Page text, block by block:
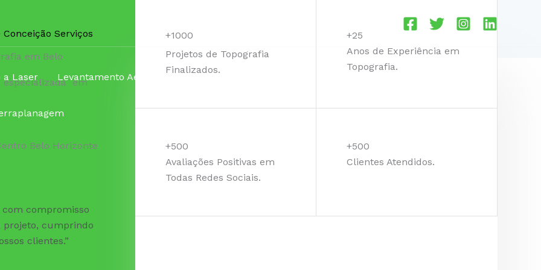
a Laser Levantamento Aerofogrametrico
Serviços
em Belo
especializada em
Belo Horizonte
compromisso
projeto, cumprindo
clientes.”
+1000
Projetos de Topografia
Finalizados.
+25
Anos de Experiência em
Topografia.
+500
Avaliações Positivas em
Todas Redes Sociais.
+500
Clientes Atendidos.